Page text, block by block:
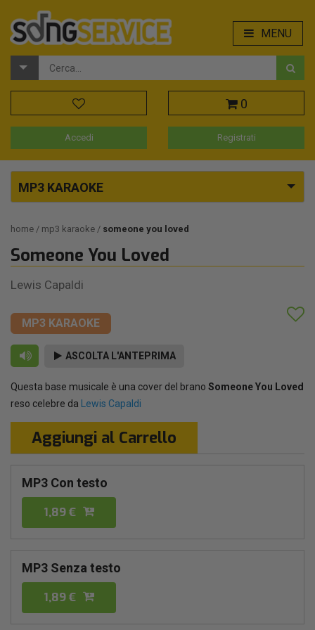
MENU
0
Accedi Registrati
MP3 KARAOKE
home mp3 karaoke someone you loved
Someone You Loved
Lewis Capaldi
MP3 KARAOKE
ASCOLTA L'ANTEPRIMA
Questa base musicale è una cover del brano Someone You Loved
reso celebre da
Lewis Capaldi
Aggiungi al Carrello
MP3 Con testo
1,89 €
MP3 Senza testo
1,89 €